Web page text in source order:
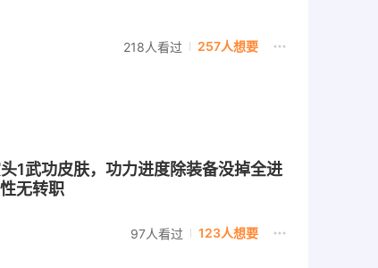
218人看过 257人想要
1武功皮肤，功力进度除装备没掉全进
无转职
97人看过 123人想要